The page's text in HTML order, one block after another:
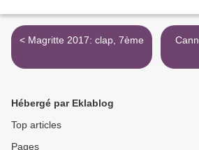
< Magritte 2017: clap, 7ème
Hébergé par Eklablog
Top articles
Pages